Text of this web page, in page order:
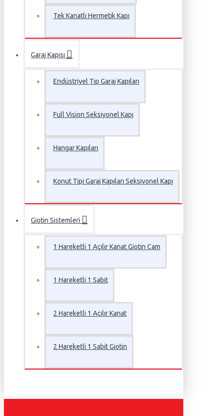
Tek Kanatlı Hermetik Kapı
Garaj Kapısı
Endüstriyel Tip Garaj Kapıları
Full Vision Seksiyonel Kapı
Hangar Kapıları
Konut Tipi Garaj Kapıları Seksiyonel Kapı
Giotin Sistemleri
1 Hareketli 1 Açılır Kanat Giotin Cam
1 Hareketli 1 Sabit
2 Hareketli 1 Açılır Kanat
2 Hareketli 1 Sabit Giotin